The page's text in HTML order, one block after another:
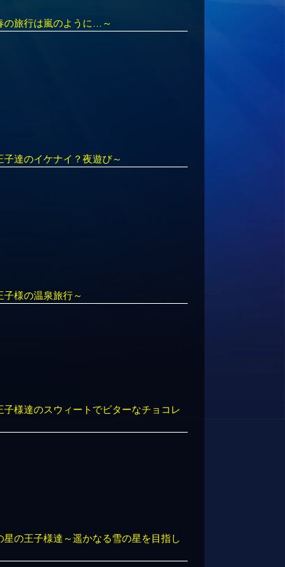
旅行は嵐のように…～
達のイケナイ？夜遊び～
様の温泉旅行～
様達のスウィートでビターなチョコレ
の王子様達～遥かなる雪の星を目指し